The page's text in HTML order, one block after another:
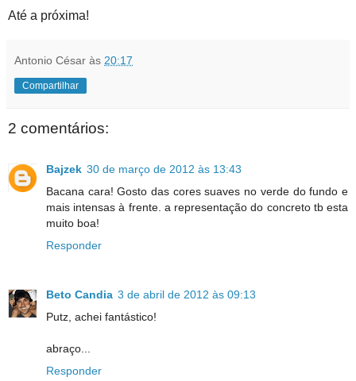
Até a próxima!
Antonio César às 20:17
Compartilhar
2 comentários:
Bajzek 30 de março de 2012 às 13:43
Bacana cara! Gosto das cores suaves no verde do fundo e
mais intensas à frente. a representação do concreto tb esta
muito boa!
Responder
Beto Candia 3 de abril de 2012 às 09:13
Putz, achei fantástico!
abraço...
Responder